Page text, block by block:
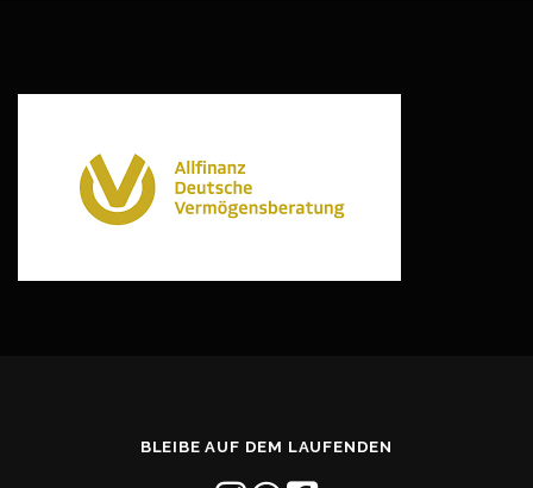
BLEIBE AUF DEM LAUFENDEN